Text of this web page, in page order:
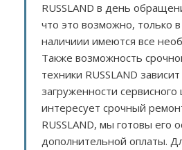
RUSSLAND в день
что это возможно, только
наличиии имеются все
Также возможность
техники RUSSLAND
загруженности сервисного
интересует срочный
RUSSLAND, мы готовы его
дополнительной оплаты.